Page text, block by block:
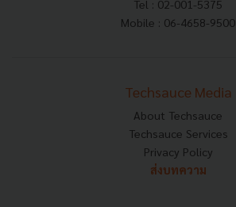
Tel : 02-001-5375
Mobile : 06-4658-9500
Techsauce Media
About Techsauce
Techsauce Services
Privacy Policy
ส่งบทความ